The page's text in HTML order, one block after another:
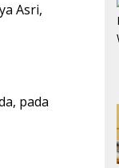
Asri,
pada